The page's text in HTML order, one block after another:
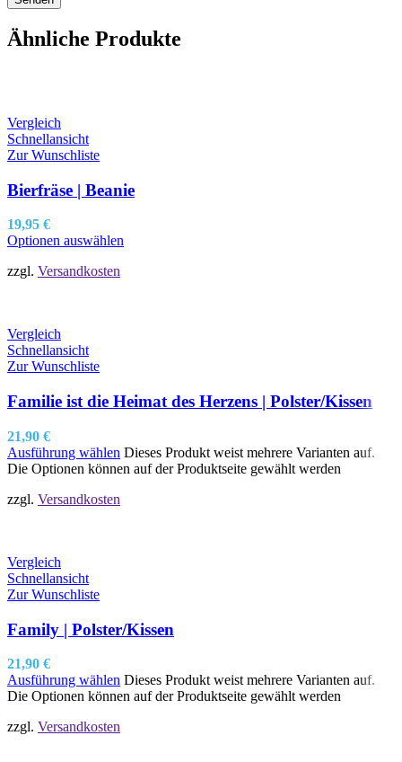
Ähnliche Produkte
Vergleich
Schnellansicht
Zur Wunschliste
Bierfräse | Beanie
19,95 €
Optionen auswählen
zzgl. Versandkosten
Vergleich
Schnellansicht
Zur Wunschliste
Familie ist die Heimat des Herzens | Polster/Kissen
21,90 €
Ausführung wählen Dieses Produkt weist mehrere Varianten auf.
Die Optionen können auf der Produktseite gewählt werden
zzgl. Versandkosten
Vergleich
Schnellansicht
Zur Wunschliste
Family | Polster/Kissen
21,90 €
Ausführung wählen Dieses Produkt weist mehrere Varianten auf.
Die Optionen können auf der Produktseite gewählt werden
zzgl. Versandkosten